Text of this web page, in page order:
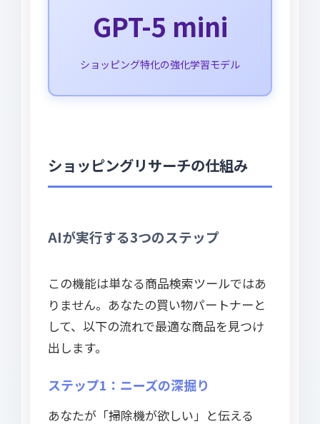
GPT-5 mini
ショッピング特化の強化学習モデル
ショッピングリサーチの仕組み
AIが実行する3つのステップ
この機能は単なる商品検索ツールではあ
りません。あなたの買い物パートナーと
して、以下の流れで最適な商品を見つけ
出します。
ステップ1：ニーズの深掘り
あなたが「掃除機が欲しい」と伝える